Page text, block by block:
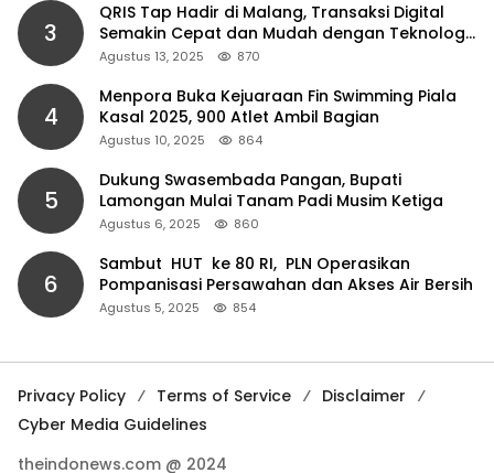
3
QRIS Tap Hadir di Malang, Transaksi Digital
Semakin Cepat dan Mudah dengan Teknologi
NFC
Agustus 13, 2025 870
4
Menpora Buka Kejuaraan Fin Swimming Piala
Kasal 2025, 900 Atlet Ambil Bagian
Agustus 10, 2025 864
5
Dukung Swasembada Pangan, Bupati
Lamongan Mulai Tanam Padi Musim Ketiga
Agustus 6, 2025 860
6
Sambut HUT ke 80 RI, PLN Operasikan
Pompanisasi Persawahan dan Akses Air Bersih
Agustus 5, 2025 854
Privacy Policy Terms of Service
Disclaimer
Cyber Media Guidelines
theindonews.com @ 2024